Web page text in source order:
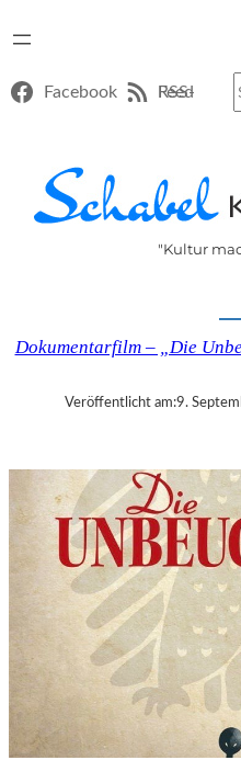
Facebook RSS-Feed
"Kultur
Dokumentarfilm – „Die
Veröffentlicht am:9.